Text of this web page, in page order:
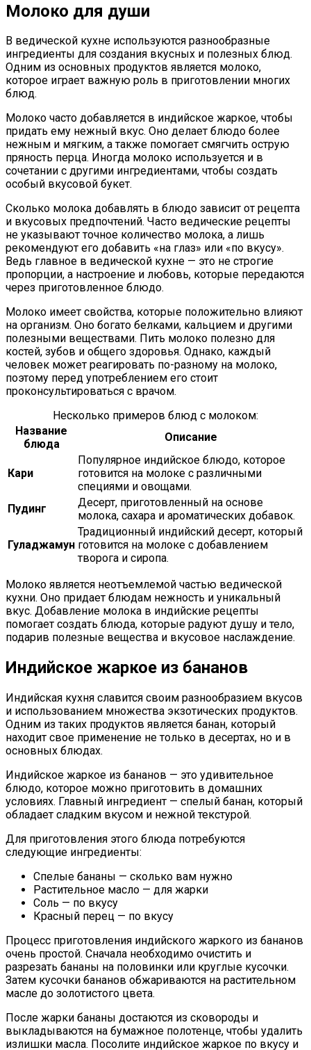
Молоко для души
В ведической кухне используются разнообразные
ингредиенты для создания вкусных и полезных блюд.
Одним из основных продуктов является молоко,
которое играет важную роль в приготовлении многих
блюд.
Молоко часто добавляется в индийское жаркое, чтобы
придать ему нежный вкус. Оно делает блюдо более
нежным и мягким, а также помогает смягчить острую
пряность перца. Иногда молоко используется и в
сочетании с другими ингредиентами, чтобы создать
особый вкусовой букет.
Сколько молока добавлять в блюдо зависит от рецепта
и вкусовых предпочтений. Часто ведические рецепты
не указывают точное количество молока, а лишь
рекомендуют его добавить «на глаз» или «по вкусу».
Ведь главное в ведической кухне — это не строгие
пропорции, а настроение и любовь, которые передаются
через приготовленное блюдо.
Молоко имеет свойства, которые положительно влияют
на организм. Оно богато белками, кальцием и другими
полезными веществами. Пить молоко полезно для
костей, зубов и общего здоровья. Однако, каждый
человек может реагировать по-разному на молоко,
поэтому перед употреблением его стоит
проконсультироваться с врачом.
Несколько примеров блюд с молоком:
Название
блюда
Описание
Кари
Популярное индийское блюдо, которое
готовится на молоке с различными
специями и овощами.
Пудинг
Десерт, приготовленный на основе
молока, сахара и ароматических добавок.
Гуладжамун
Традиционный индийский десерт, который
готовится на молоке с добавлением
творога и сиропа.
Молоко является неотъемлемой частью ведической
кухни. Оно придает блюдам нежность и уникальный
вкус. Добавление молока в индийские рецепты
помогает создать блюда, которые радуют душу и тело,
подарив полезные вещества и вкусовое наслаждение.
Индийское жаркое из бананов
Индийская кухня славится своим разнообразием вкусов
и использованием множества экзотических продуктов.
Одним из таких продуктов является банан, который
находит свое применение не только в десертах, но и в
основных блюдах.
Индийское жаркое из бананов — это удивительное
блюдо, которое можно приготовить в домашних
условиях. Главный ингредиент — спелый банан, который
обладает сладким вкусом и нежной текстурой.
Для приготовления этого блюда потребуются
следующие ингредиенты:
Спелые бананы — сколько вам нужно
Растительное масло — для жарки
Соль — по вкусу
Красный перец — по вкусу
Процесс приготовления индийского жаркого из бананов
очень простой. Сначала необходимо очистить и
разрезать бананы на половинки или круглые кусочки.
Затем кусочки бананов обжариваются на растительном
масле до золотистого цвета.
После жарки бананы достаются из сковороды и
выкладываются на бумажное полотенце, чтобы удалить
излишки масла. Посолите индийское жаркое по вкусу и